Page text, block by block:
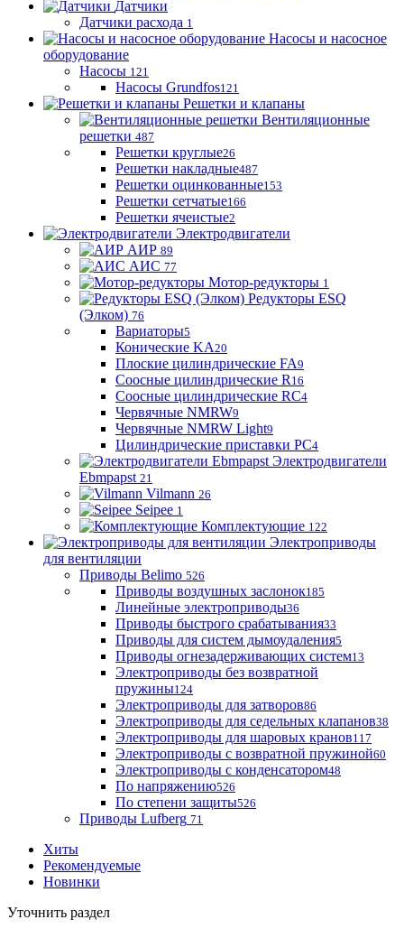
Датчики
Датчики расхода 1
Насосы и насосное
оборудование
Насосы 121
Насосы Grundfos121
Решетки и клапаны
Вентиляционные
решетки 487
Решетки круглые26
Решетки накладные487
Решетки оцинкованные153
Решетки сетчатые166
Решетки ячеистые2
Электродвигатели
АИР 89
АИС 77
Мотор-редукторы 1
Редукторы ESQ
(Элком) 76
Вариаторы5
Конические KA20
Плоские цилиндрические FA9
Соосные цилиндрические R 16
Соосные цилиндрические RC4
Червячные NMRW9
Червячные NMRW Light9
Цилиндрические приставки PC4
Электродвигатели
Ebmpapst 21
Vilmann 26
Seipee 1
Комплектующие 122
Электроприводы
для вентиляции
Приводы Belimo 526
Приводы воздушных заслонок185
Линейные электроприводы36
Приводы быстрого срабатывания33
Приводы для систем дымоудаления5
Приводы огнезадерживающих систем13
Электроприводы без возвратной
пружины124
Электроприводы для затворов86
Электроприводы для седельных клапанов38
Электроприводы для шаровых кранов117
Электроприводы с возвратной пружиной60
Электроприводы с конденсатором48
По напряжению526
По степени защиты526
Приводы Lufberg 71
Хиты
Рекомендуемые
Новинки
Уточнить раздел